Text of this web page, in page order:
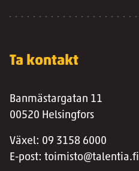
Ta kontakt
Banmästargatan 11
00520 Helsingfors
Växel: 09 3158 6000
E-post: toimisto@talentia.fi